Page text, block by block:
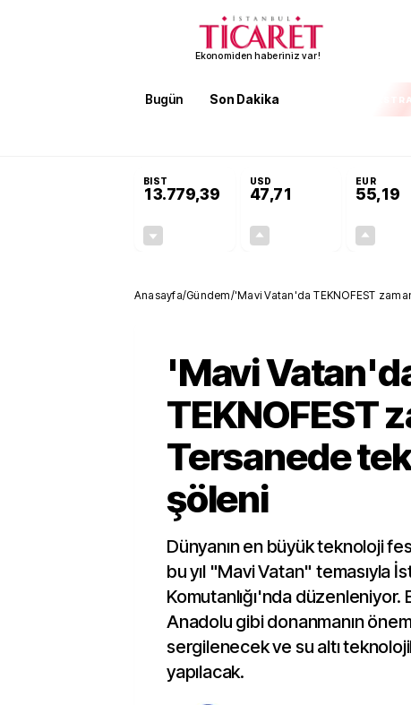
Ekonomiden haberiniz var!
Bugün Son Dakika EKSTRA
BIST
13.779,39
USD
47,71
EUR
55,19
Anasayfa/Gündem/'Mavi Vatan'da TEKNOFEST
'Mavi
TEKNOFEST
Tersanede
şöleni
Dünyanın en büyük teknoloji
bu yıl "Mavi Vatan" temasıyla
Komutanlığı'nda düzenleniyor.
Anadolu gibi donanmanın
sergilenecek ve su altı
yapılacak.